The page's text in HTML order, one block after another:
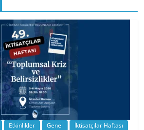
BİZ İKTİSATLILAR: İÇİMİZDEN BİRİ PROF.
…
Etkinlikler Genel İktisatçılar Haftası